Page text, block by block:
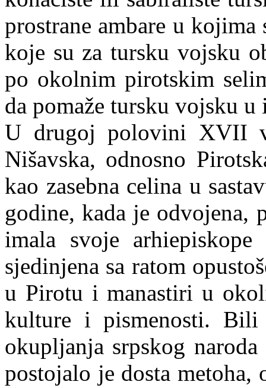
prostrane ambare u
koje su za tursku vojsku
po okolnim pirotskim
da pomaže tursku vojsku
U drugoj polovini XVII
Nišavska, odnosno
kao zasebna celina u
godine, kada je odvojena,
imala svoje
sjedinjena sa ratom
u Pirotu i manastiri u
kulture i pismenosti. Bili
okupljanja srpskog
postojalo je dosta